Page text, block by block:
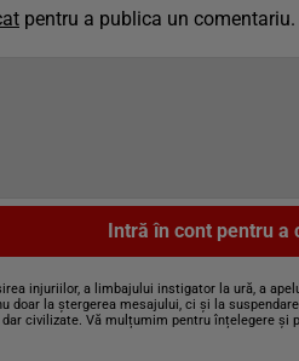
pentru a publica un comentariu.
Intră în cont pentru a
injuriilor, a limbajului instigator la ură, a
doar la ștergerea mesajului, ci și la
civilizate. Vă mulțumim pentru înțelegere și